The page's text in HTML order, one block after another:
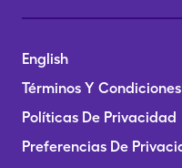
English
Términos Y Condiciones
Políticas De Privacidad
Preferencias De